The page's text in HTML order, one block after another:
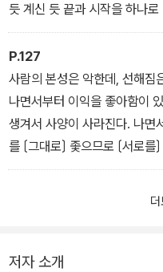
듯 계신 듯 끝과 시작을 하나로
P.127
사람의 본성은 악한데, 선해짐
나면서부터 이익을 좋아함이 있
생겨서 사양이 사라진다. 나면
를 〔그대로〕 좇으므로 〔서로
더
저자 소개